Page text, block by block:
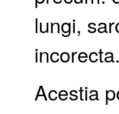
lungi,
incorecta.
Acestia